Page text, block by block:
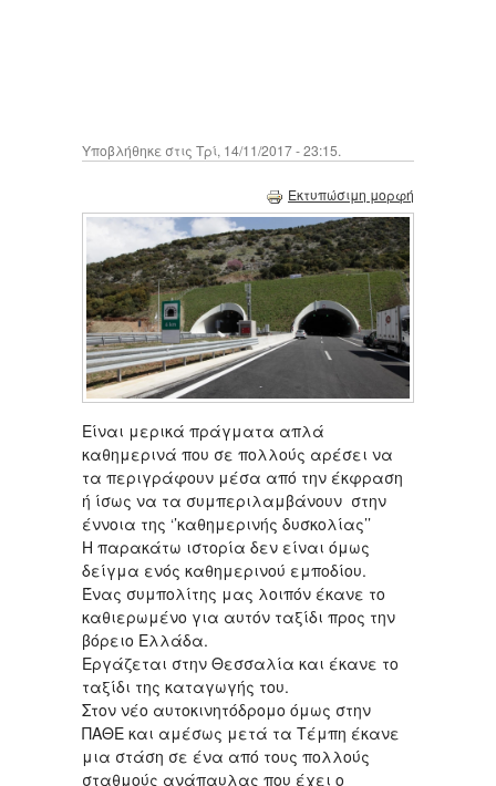
Υποβλήθηκε στις Τρί, 14/11/2017 - 23:15.
Εκτυπώσιμη μορφή
Είναι μερικά πράγματα απλά
καθημερινά που σε πολλούς αρέσει να
τα περιγράφουν μέσα από την έκφραση
ή ίσως να τα συμπεριλαμβάνουν στην
έννοια της ‘’καθημερινής δυσκολίας’’
Η παρακάτω ιστορία δεν είναι όμως
δείγμα ενός καθημερινού εμποδίου.
Ένας συμπολίτης μας λοιπόν έκανε το
καθιερωμένο για αυτόν ταξίδι προς την
βόρειο Ελλάδα.
Εργάζεται στην Θεσσαλία και έκανε το
ταξίδι της καταγωγής του.
Στον νέο αυτοκινητόδρομο όμως στην
ΠΑΘΕ και αμέσως μετά τα Τέμπη έκανε
μια στάση σε ένα από τους πολλούς
σταθμούς ανάπαυλας που έχει ο